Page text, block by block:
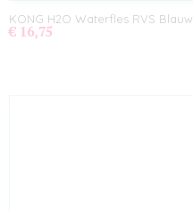
KONG H2O Waterfles RVS Blauw
€ 16,75